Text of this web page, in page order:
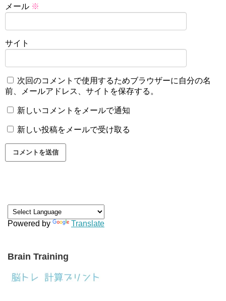
メール ※
サイト
次回のコメントで使用するためブラウザーに自分の名
前、メールアドレス、サイトを保存する。
新しいコメントをメールで通知
新しい投稿をメールで受け取る
Powered by Translate
Brain Training